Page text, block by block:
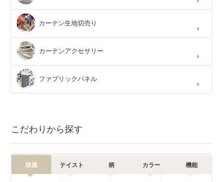
カーテン生地切売り
カーテンアクセサリー
ファブリックパネル
こだわりから探す
部屋 テイスト 柄 カラー 機能